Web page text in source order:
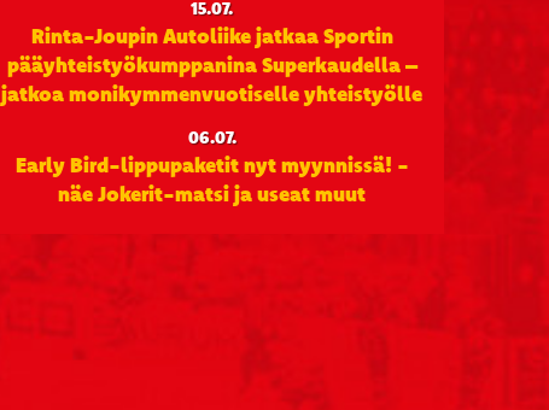
15.07.
Rinta-Joupin Autoliike jatkaa Sportin
pääyhteistyökumppanina Superkaudella –
jatkoa monikymmenvuotiselle yhteistyölle
06.07.
Early Bird-lippupaketit nyt myynnissä! -
näe Jokerit-matsi ja useat muut